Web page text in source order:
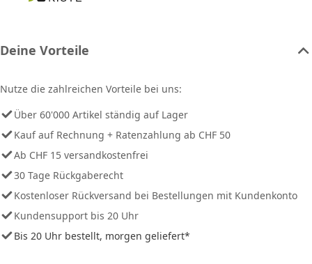
Deine Vorteile
Nutze die zahlreichen Vorteile bei uns:
Über 60'000 Artikel ständig auf Lager
Kauf auf Rechnung + Ratenzahlung ab CHF 50
Ab CHF 15 versandkostenfrei
30 Tage Rückgaberecht
Kostenloser Rückversand bei Bestellungen mit Kundenkonto
Kundensupport bis 20 Uhr
Bis 20 Uhr bestellt, morgen geliefert*